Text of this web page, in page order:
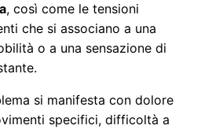
, così come le tensioni
che si associano a una
o a una sensazione di
si manifesta con dolore
specifici, difficoltà a